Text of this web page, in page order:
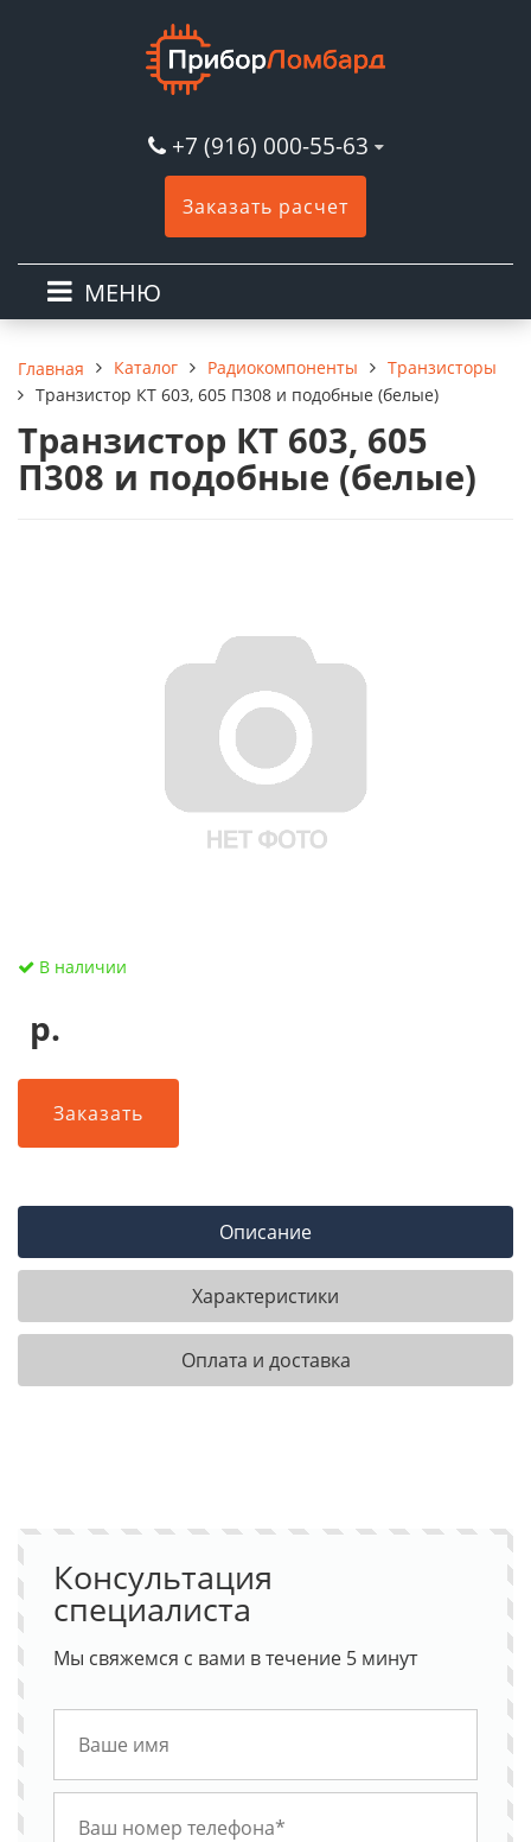
+7 (916) 000-55-63
Заказать расчет
МЕНЮ
Главная Каталог Радиокомпоненты
Транзисторы
Транзистор КТ 603, 605 П308 и подобные (белые)
Транзистор КТ 603, 605
П308 и подобные (белые)
В наличии
р.
Заказать
Описание
Характеристики
Оплата и доставка
Консультация
специалиста
Мы свяжемся с вами в течение 5 минут